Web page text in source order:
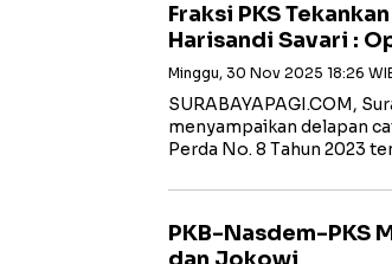
Fraksi PKS
Harisandi Savari :
Minggu, 30 Nov 2025 18:26
SURABAYAPAGI.COM,
menyampaikan delapan
Perda No. 8 Tahun 2023
PKB-Nasdem-PKS